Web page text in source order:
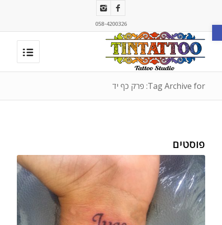
פתח סרגל נגישות 058-4200326
Tag Archive for: פרק כף יד
פוסטים